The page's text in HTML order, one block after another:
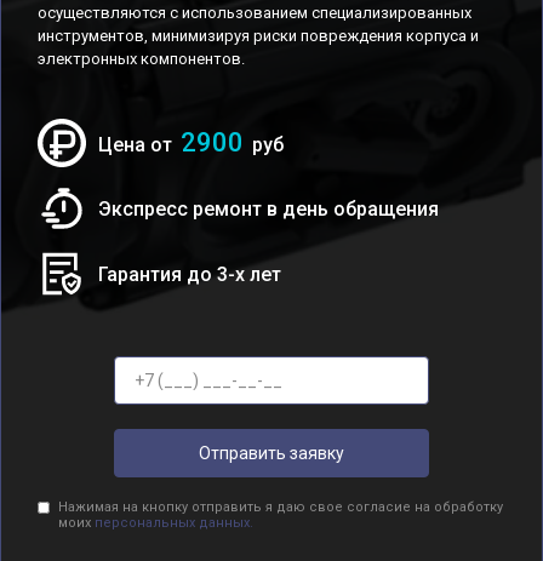
осуществляются с использованием специализированных
инструментов, минимизируя риски повреждения корпуса и
электронных компонентов.
Цена от 2900 руб
Экспресс ремонт в день обращения
Гарантия до 3-х лет
Отправить заявку
Нажимая на кнопку отправить я даю свое согласие на обработку
моих персональных данных.